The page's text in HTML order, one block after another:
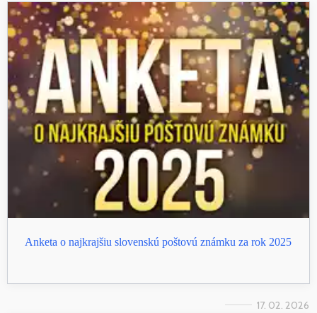
Anketa o najkrajšiu slovenskú poštovú známku za rok 2025
17. 02. 2026